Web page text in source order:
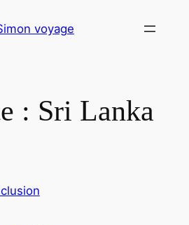
voyage
: Sri Lanka